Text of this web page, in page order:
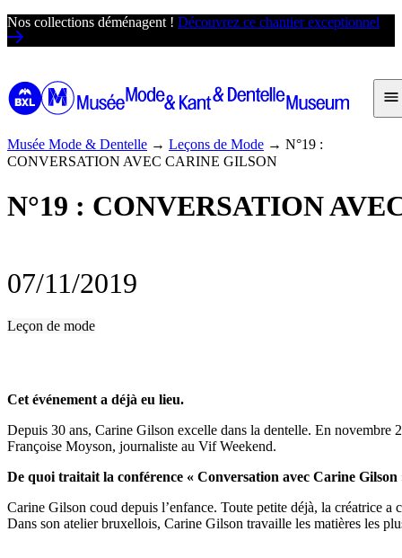
Passer
au
Nos collections déménagent ! Découvrez ce chantier exceptionnel
Musée Mode & Dentelle → Leçons de Mode → N°19 :
CONVERSATION AVEC CARINE GILSON
N°19 : CONVERSATION
07/11/2019
Leçon de mode
Cet événement a déjà eu lieu.
Depuis 30 ans, Carine Gilson excelle dans la dentelle. En novembre
Françoise Moyson, journaliste au Vif Weekend.
De quoi traitait la conférence « Conversation avec Carine Gilson
Carine Gilson coud depuis l’enfance. Toute petite déjà, la créatrice
Dans son atelier bruxellois, Carine Gilson travaille les matières les